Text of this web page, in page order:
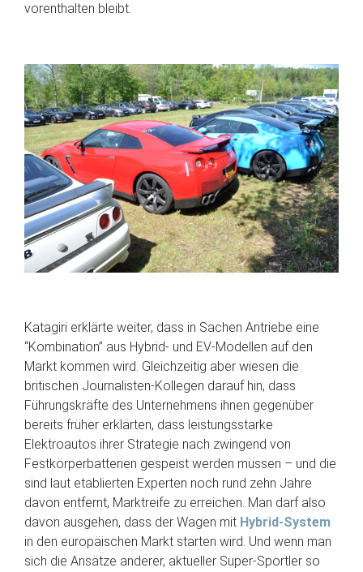
vorenthalten bleibt.
Katagiri erklärte weiter, dass in Sachen Antriebe eine
“Kombination” aus Hybrid- und EV-Modellen auf den
Markt kommen wird. Gleichzeitig aber wiesen die
britischen Journalisten-Kollegen darauf hin, dass
Führungskräfte des Unternehmens ihnen gegenüber
bereits früher erklärten, dass leistungsstarke
Elektroautos ihrer Strategie nach zwingend von
Festkörperbatterien gespeist werden müssen – und die
sind laut etablierten Experten noch rund zehn Jahre
davon entfernt, Marktreife zu erreichen. Man darf also
davon ausgehen, dass der Wagen mit Hybrid-System
in den europäischen Markt starten wird. Und wenn man
sich die Ansätze anderer, aktueller Super-Sportler so